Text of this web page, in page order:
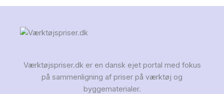
Værktøjspriser.dk er en dansk ejet portal med fokus
på sammenligning af priser på værktøj og
byggematerialer.